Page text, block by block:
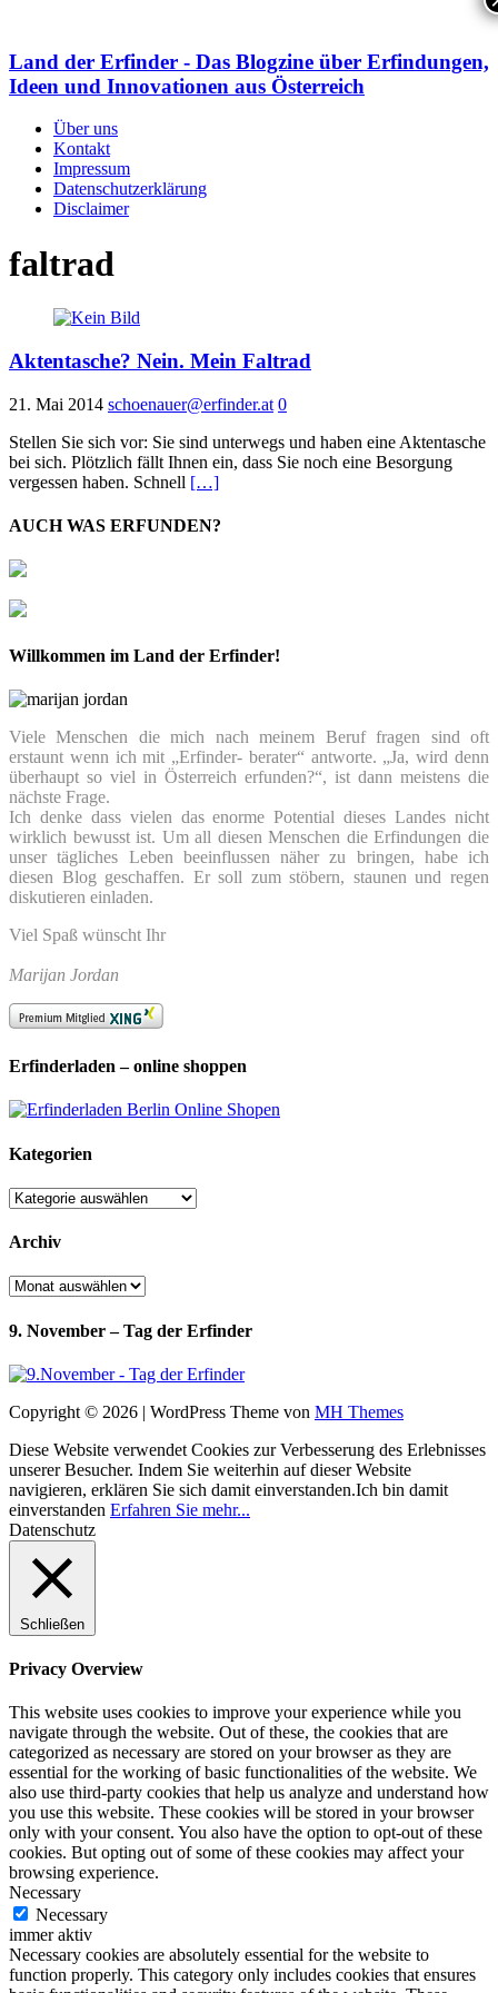
Land der Erfinder - Das Blogzine über Erfindungen,
Ideen und Innovationen aus Österreich
Über uns
Kontakt
Impressum
Datenschutzerklärung
Disclaimer
faltrad
Aktentasche? Nein. Mein Faltrad
21. Mai 2014 schoenauer@erfinder.at 0
Stellen Sie sich vor: Sie sind unterwegs und haben eine Aktentasche
bei sich. Plötzlich fällt Ihnen ein, dass Sie noch eine Besorgung
vergessen haben. Schnell […]
AUCH WAS ERFUNDEN?
Willkommen im Land der Erfinder!
Viele Menschen die mich nach meinem Beruf fragen sind oft
erstaunt wenn ich mit „Erfinder- berater“ antworte. „Ja, wird denn
überhaupt so viel in Österreich erfunden?“, ist dann meistens die
nächste Frage.
Ich denke dass vielen das enorme Potential dieses Landes nicht
wirklich bewusst ist. Um all diesen Menschen die Erfindungen die
unser tägliches Leben beeinflussen näher zu bringen, habe ich
diesen Blog geschaffen. Er soll zum stöbern, staunen und regen
diskutieren einladen.
Viel Spaß wünscht Ihr
Marijan Jordan
Erfinderladen – online shoppen
Kategorien
Kategorien
Archiv
Archiv
9. November – Tag der Erfinder
Copyright © 2026 | WordPress Theme von MH Themes
Diese Website verwendet Cookies zur Verbesserung des Erlebnisses
unserer Besucher. Indem Sie weiterhin auf dieser Website
navigieren, erklären Sie sich damit einverstanden.Ich bin damit
einverstanden Erfahren Sie mehr...
Datenschutz
Schließen
Privacy Overview
This website uses cookies to improve your experience while you
navigate through the website. Out of these, the cookies that are
categorized as necessary are stored on your browser as they are
essential for the working of basic functionalities of the website. We
also use third-party cookies that help us analyze and understand how
you use this website. These cookies will be stored in your browser
only with your consent. You also have the option to opt-out of these
cookies. But opting out of some of these cookies may affect your
browsing experience.
Necessary
Necessary
immer aktiv
Necessary cookies are absolutely essential for the website to
function properly. This category only includes cookies that ensures